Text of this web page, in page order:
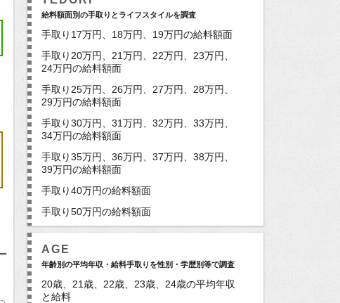
給料額面別の手取りとライフスタイルを調査
手取り17万円、18万円、19万円の給料額面
手取り20万円、21万円、22万円、23万円、
24万円の給料額面
手取り25万円、26万円、27万円、28万円、
29万円の給料額面
手取り30万円、31万円、32万円、33万円、
34万円の給料額面
手取り35万円、36万円、37万円、38万円、
39万円の給料額面
手取り40万円の給料額面
手取り50万円の給料額面
AGE
年齢別の平均年収・給料手取りを性別・学歴別等で調査
20歳、21歳、22歳、23歳、24歳の平均年収
と給料